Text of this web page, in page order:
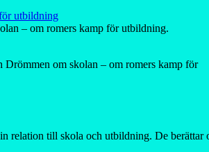
– om romers kamp för utbildning.
om skolan – om romers kamp för
relation till skola och utbildning. De